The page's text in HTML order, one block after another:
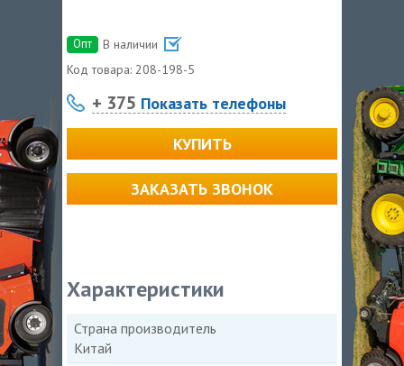
Опт
В наличии
Код товара: 208-198-5
+ 375 Показать телефоны
КУПИТЬ
ЗАКАЗАТЬ ЗВОНОК
Характеристики
Страна производитель
Китай